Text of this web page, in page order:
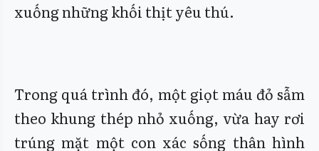
xuống những khối thịt yêu thú.
Trong quá trình đó, một giọt máu đỏ sẫm
theo khung thép nhỏ xuống, vừa hay rơi
trúng mặt một con xác sống thân hình